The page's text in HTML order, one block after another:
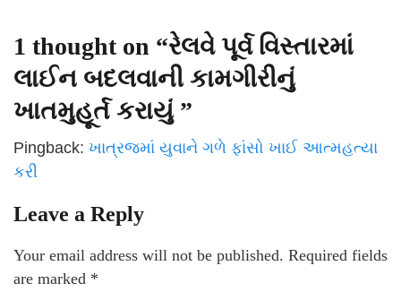
1 thought on “રેલવે પૂર્વ વિસ્તારમાં
લાઈન બદલવાની કામગીરીનું
ખાતમુહૂર્ત કરાયું ”
Pingback: ખાત્રજમાં યુવાને ગળે ફાંસો ખાઈ આત્મહત્યા
કરી
Leave a Reply
Your email address will not be published. Required fields
are marked *